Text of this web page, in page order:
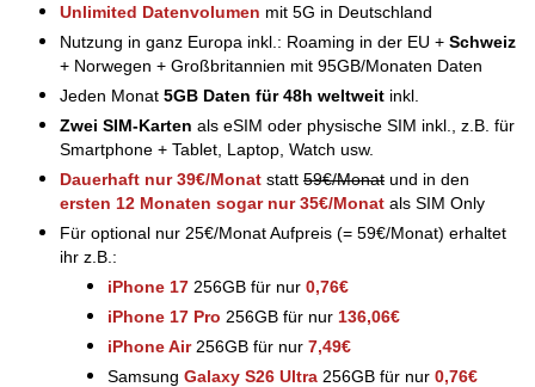
Unlimited Datenvolumen mit 5G in Deutschland
Nutzung in ganz Europa inkl.: Roaming in der EU + Schweiz
+ Norwegen + Großbritannien mit 95GB/Monaten Daten
Jeden Monat 5GB Daten für 48h weltweit inkl.
Zwei SIM-Karten als eSIM oder physische SIM inkl., z.B. für
Smartphone + Tablet, Laptop, Watch usw.
Dauerhaft nur 39€/Monat statt 59€/Monat und in den
ersten 12 Monaten sogar nur 35€/Monat als SIM Only
Für optional nur 25€/Monat Aufpreis (= 59€/Monat) erhaltet
ihr z.B.:
iPhone 17 256GB für nur 0,76€
iPhone 17 Pro 256GB für nur 136,06€
iPhone Air 256GB für nur 7,49€
Samsung Galaxy S26 Ultra 256GB für nur 0,76€